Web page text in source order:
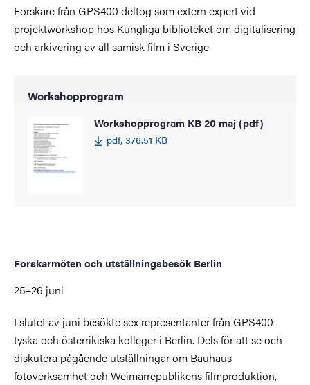
Forskare från GPS400 deltog som extern expert vid
projektworkshop hos Kungliga biblioteket om digitalisering
och arkivering av all samisk film i Sverige.
Workshopprogram
Workshopprogram KB 20 maj (pdf)
pdf, 376.51 KB
Forskarmöten och utställningsbesök Berlin
25–26 juni
I slutet av juni besökte sex representanter från GPS400
tyska och österrikiska kolleger i Berlin. Dels för att se och
diskutera pågående utställningar om Bauhaus
fotoverksamhet och Weimarrepublikens filmproduktion,